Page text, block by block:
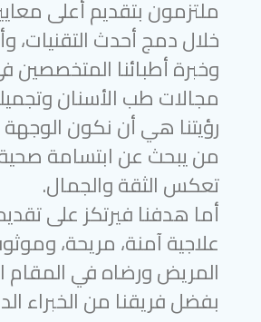
ملتزمون بتقديم أعلى
خلال دمج أحدث التقنيات،
وخبرة أطبائنا
مجالات طب الأسنان
رؤيتنا هي أن نكون
من يبحث عن ابتسامة
تعكس الثقة والجمال.
أما هدفنا فيرتكز على
علاجية آمنة، مريحة،
المريض ورضاه في المقام
بفضل فريقنا من الخبراء